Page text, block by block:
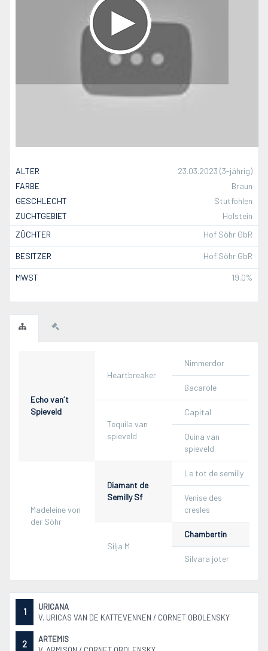
ALTER
23.03.2023 (3-jährig)
FARBE
Braun
GESCHLECHT
Stutfohlen
ZUCHTGEBIET
Holstein
ZÜCHTER
Hof Söhr GbR
BESITZER Hof Söhr GbR
MWST 19.0%
Echo van´t
Spieveld
Heartbreaker
Nimmerdor
Bacarole
Tequila van
spieveld
Capital
Quina van
spieveld
Madeleine von
der Söhr
Diamant de
Semilly Sf
Le tot de semilly
Venise des
cresles
Silja M
Chambertin
Silvara joter
1
URICANA
V. URICAS VAN DE KATTEVENNEN / CORNET OBOLENSKY
2
ARTEMIS